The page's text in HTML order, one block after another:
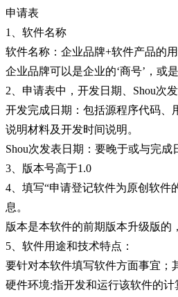
申请表
1、软件名称
软件名称：企业品牌+软件产品的
企业品牌可以是企业的‘商号’，或
2、申请表中，开发日期、Shou次发
开发完成日期：包括源程序代码、
说明材料及开发时间说明。
Shou次发表日期：要晚于或与完成
3、版本号高于1.0
4、填写“申请登记软件为原创软
息。
版本是本软件的前期版本升级版的
5、软件用途和技术特点：
要针对本软件填写软件方面事宜；
硬件环境:指开发和运行该软件的